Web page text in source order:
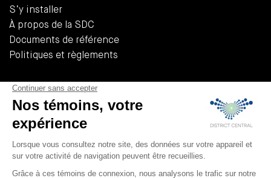
S’y installer
À propos de la SDC
Documents de référence
Politiques et règlements
555, Rue Chabanel Ouest, Bureau R-02A
Montréal (QUÉBEC) H2N 2H7
T 514 379-3232
F 514 379-3233
info@district-central.ca